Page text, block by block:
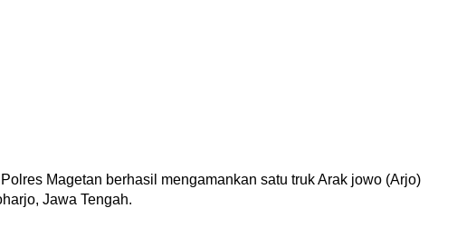
Magetan berhasil mengamankan satu truk Arak jowo (Arjo)
Jawa Tengah.